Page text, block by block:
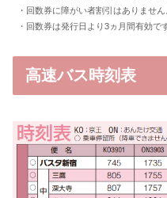
・回数券に障がい者割引はありません
・回数券は発行日より3ヵ月間有効で
高速バス時刻表